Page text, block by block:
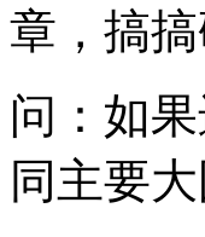
章，搞
问：如
同主要